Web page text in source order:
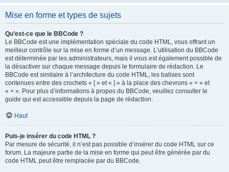
Mise en forme et types de sujets
Qu’est-ce que le BBCode ?
Le BBCode est une implémentation spéciale du code HTML, vous offrant un
meilleur contrôle sur la mise en forme d’un message. L’utilisation du BBCode
est déterminée par les administrateurs, mais il vous est également possible de
la désactiver sur chaque message depuis le formulaire de rédaction. Le
BBCode est similaire à l’architecture du code HTML, les balises sont
contenues entre des crochets « [ » et « ] » à la place des chevrons « < » et
« > ». Pour plus d’informations à propos du BBCode, veuillez consulter le
guide qui est accessible depuis la page de rédaction.
Haut
Puis-je insérer du code HTML ?
Par mesure de sécurité, il n’est pas possible d’insérer du code HTML sur ce
forum. La majeure partie de la mise en forme qui peut être générée par du
code HTML peut être remplacée par du BBCode.